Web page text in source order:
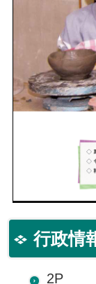
行政情
2P 期